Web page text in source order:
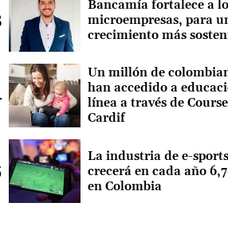
Bancamía fortalece a
microempresas, para
crecimiento más
Un millón de
han accedido a
línea a través de
Cardif
La industria de e-sports
crecerá en cada año
en Colombia